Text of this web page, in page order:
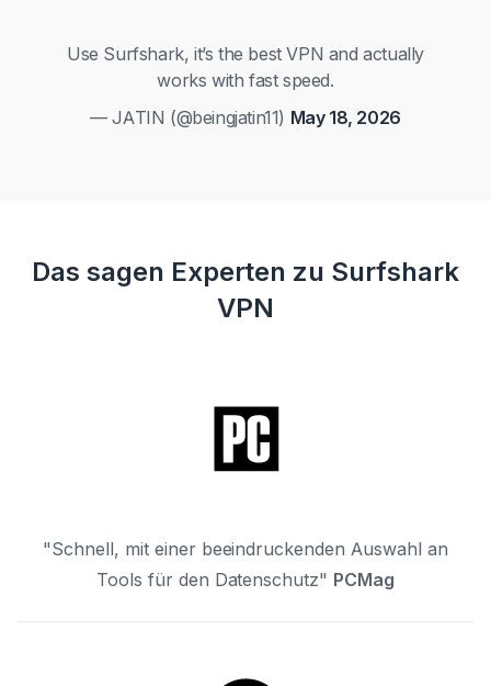
Use Surfshark, it’s the best VPN and actually
works with fast speed.
— JATIN (@beingjatin11) May 18, 2026
Das sagen Experten zu Surfshark
VPN
"Schnell, mit einer beeindruckenden Auswahl an
Tools für den Datenschutz" PCMag